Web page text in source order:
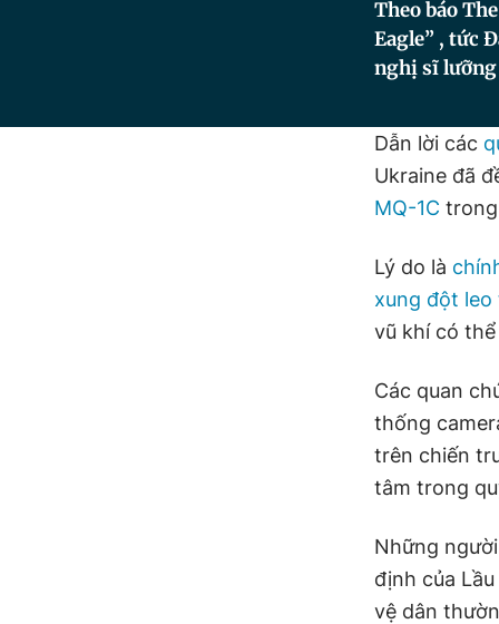
Theo báo
Eagle” , tức
nghị sĩ lưỡng
Dẫn lời các
Ukraine đã
MQ-1C
Lý do là
xung đột leo
vũ khí có
Các quan
thống
trên chiến
tâm trong
Những
định của
vệ dân